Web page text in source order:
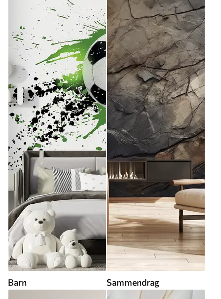
Barn Sammendrag